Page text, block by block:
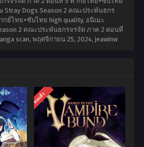
Stray Dogs Season 2 คณะประพันธกร
ย์ไทย+ซับไทย high quality, อนิเมะ
2 คณะประพันธกรจรจัด ภาค 2 ตอนที่
scan, พฤศจิกายน 25, 2024, jeawinw
จบแล้ว